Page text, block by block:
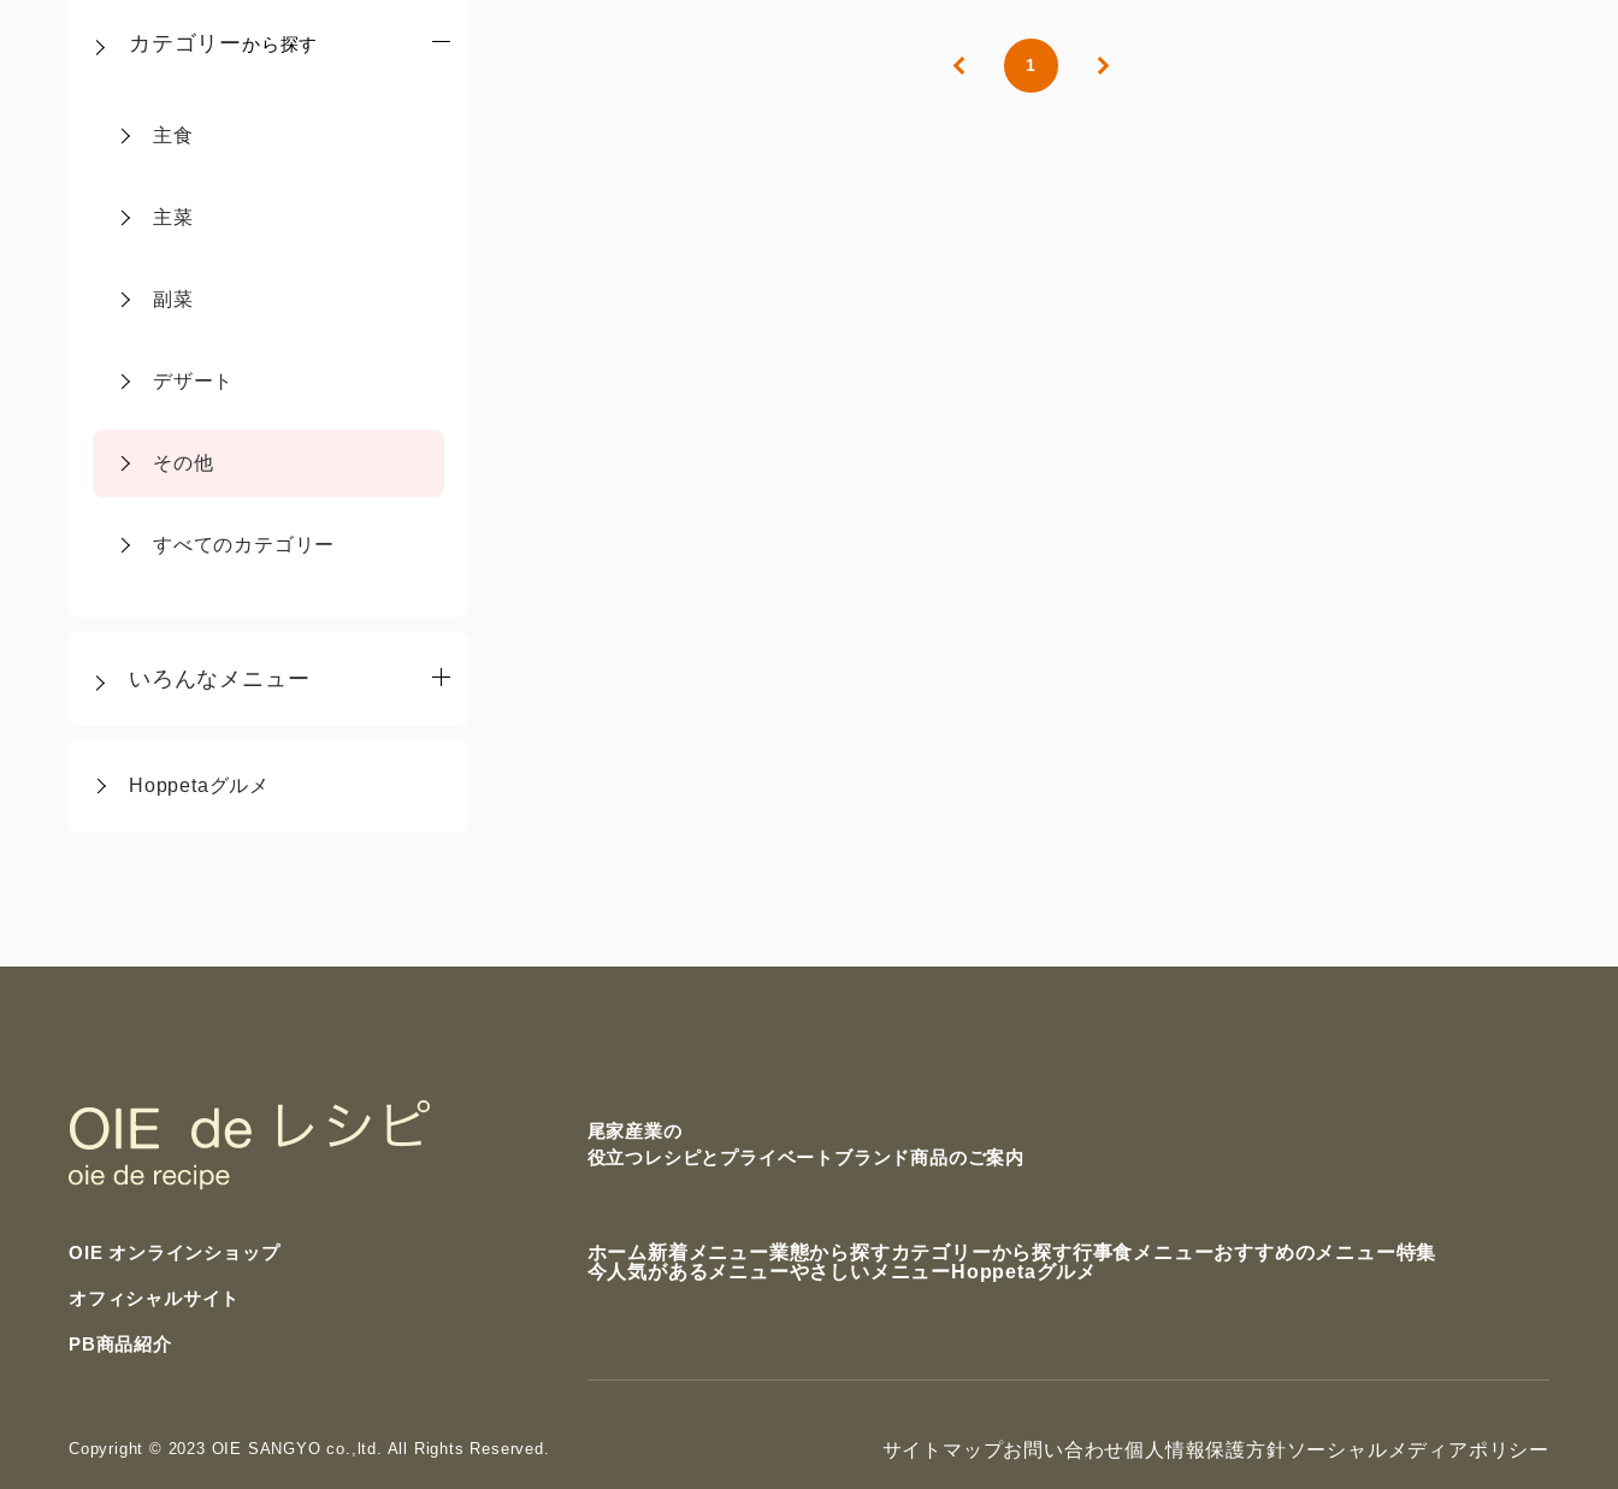
カテゴリーから探す
主食
主菜
副菜
デザート
その他
すべてのカテゴリー
いろんなメニュー
Hoppetaグルメ
1
尾家産業の
役立つレシピと プライベートブランド商品のご案内
OIE オンラインショップ
オフィシャルサイト
PB商品紹介
ホーム新着メニュー業態から探すカテゴリーから探す行事食メニューおすすめのメニュー特集
今人気があるメニューやさしいメニュー Hoppetaグルメ
Copyright © 2023 OIE SANGYO co.,ltd. All Rights Reserved. サイトマップお問い合わせ個人情報保護方針ソーシャルメディアポリシー